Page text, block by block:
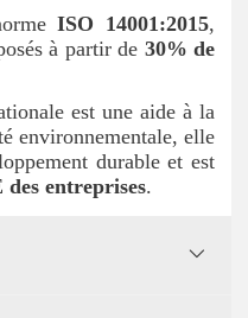
ISO 14001:2015,
à partir de 30% de
est une aide à la
environnementale, elle
durable et est
entreprises.